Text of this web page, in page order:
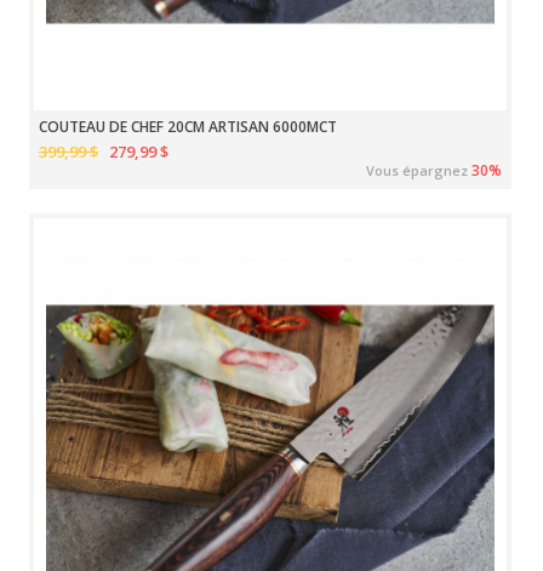
COUTEAU DE CHEF 20CM ARTISAN 6000MCT
399,99 $ 279,99 $
Vous épargnez30%